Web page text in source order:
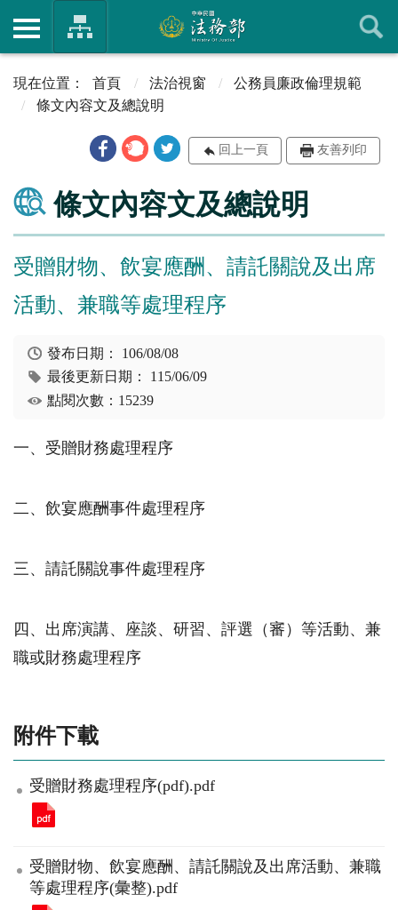
首頁 法治視窗
公務員廉政倫理規範
條文內容文及總說明
回上一頁 友善列印
條文內容文及總說明
受贈財物、飲宴應酬、請託關說及出席
活動、兼職等處理程序
發布日期： 106/08/08
最後更新日期： 115/06/09
點閱次數：15239
一、受贈財務處理程序
二、飲宴應酬事件處理程序
三、請託關說事件處理程序
四、出席演講、座談、研習、評選（審）等活動、兼
職或財務處理程序
附件下載
受贈財務處理程序(pdf).pdf
受贈財物、飲宴應酬、請託關說及出席活動、兼職
等處理程序(彙整).pdf